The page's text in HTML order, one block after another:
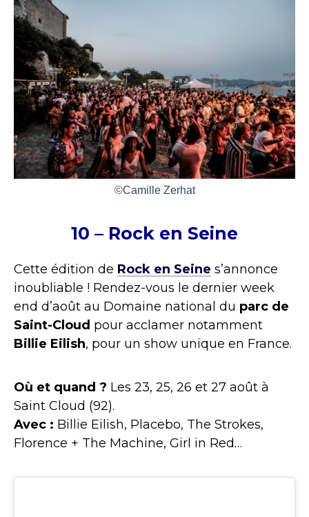
©Camille Zerhat
10 – Rock en Seine
Cette édition de Rock en Seine s’annonce
inoubliable ! Rendez-vous le dernier week
end d’août au Domaine national du parc de
Saint-Cloud pour acclamer notamment
Billie Eilish, pour un show unique en France.
Où et quand ? Les 23, 25, 26 et 27 août à
Saint Cloud (92).
Avec : Billie Eilish, Placebo, The Strokes,
Florence + The Machine, Girl in Red…